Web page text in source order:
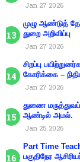
Jan 27 2026
முழு ஆண்டுத்
துறை அறிவிப்பு
Jan 27 2026
சிறப்பு
கோரிக்கை –
Jan 27 2026
துணை மருத்துவப்
ஆண்டில் அமல்.
Jan 25 2026
Part Time
பகுதிநேர